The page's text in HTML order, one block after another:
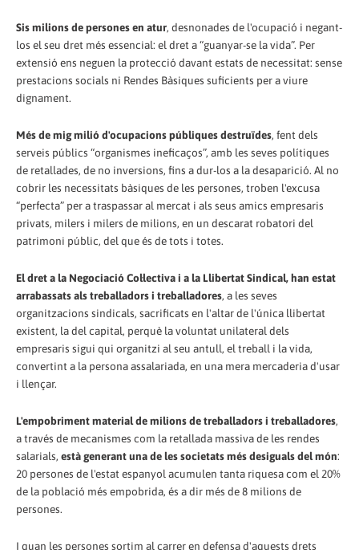
Sis milions de persones en atur, desnonades de l'ocupació i negant-
los el seu dret més essencial: el dret a “guanyar-se la vida”. Per
extensió ens neguen la protecció davant estats de necessitat: sense
prestacions socials ni Rendes Bàsiques suficients per a viure
dignament.
Més de mig milió d'ocupacions públiques destruïdes, fent dels
serveis públics “organismes ineficaços”, amb les seves polítiques
de retallades, de no inversions, fins a dur-los a la desaparició. Al no
cobrir les necessitats bàsiques de les persones, troben l'excusa
“perfecta” per a traspassar al mercat i als seus amics empresaris
privats, milers i milers de milions, en un descarat robatori del
patrimoni públic, del que és de tots i totes.
El dret a la Negociació Col·lectiva i a la Llibertat Sindical, han estat
arrabassats als treballadors i treballadores, a les seves
organitzacions sindicals, sacrificats en l'altar de l'única llibertat
existent, la del capital, perquè la voluntat unilateral dels
empresaris sigui qui organitzi al seu antull, el treball i la vida,
convertint a la persona assalariada, en una mera mercaderia d'usar
i llençar.
L'empobriment material de milions de treballadors i treballadores,
a través de mecanismes com la retallada massiva de les rendes
salarials, està generant una de les societats més desiguals del món:
20 persones de l'estat espanyol acumulen tanta riquesa com el 20%
de la població més empobrida, és a dir més de 8 milions de
persones.
I quan les persones sortim al carrer en defensa d'aquests drets